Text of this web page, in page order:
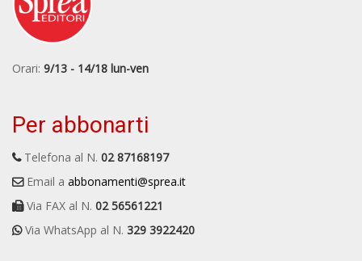
Orari: 9/13 - 14/18 lun-ven
Per abbonarti
Telefona al N. 02 87168197
Email a abbonamenti@sprea.it
Via FAX al N. 02 56561221
Via WhatsApp al N. 329 3922420